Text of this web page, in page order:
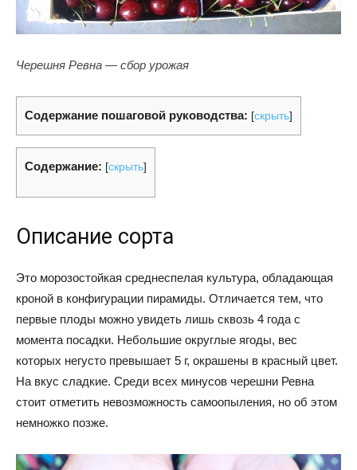
Черешня Ревна — сбор урожая
Содержание пошаговой руководства: [скрыть]
Содержание: [скрыть]
Описание сорта
Это морозостойкая среднеспелая культура, обладающая
кроной в конфигурации пирамиды. Отличается тем, что
первые плоды можно увидеть лишь сквозь 4 года с
момента посадки. Небольшие округлые ягоды, вес
которых негусто превышает 5 г, окрашены в красный цвет.
На вкус сладкие. Среди всех минусов черешни Ревна
стоит отметить невозможность самоопыления, но об этом
немножко позже.